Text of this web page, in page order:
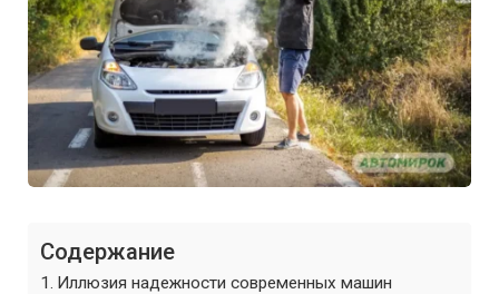
Содержание
Иллюзия надежности современных машин